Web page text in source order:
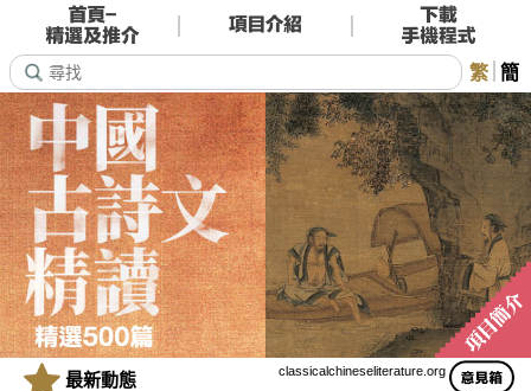
繁 簡
classicalchineseliterature.org
最新動態